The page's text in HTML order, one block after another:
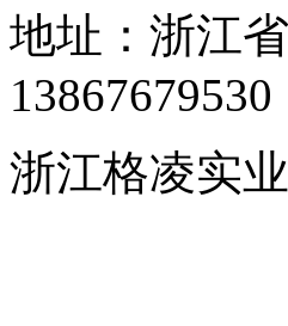
地址：浙江
13867679530
浙江格凌实